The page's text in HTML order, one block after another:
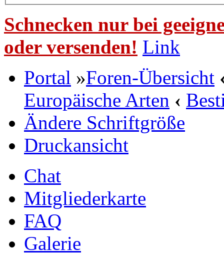
Schnecken nur bei
oder versenden! Link
Portal »Foren-Übersicht
Europäische Arten ‹
Ändere Schriftgröße
Druckansicht
Chat
Mitgliederkarte
FAQ
Galerie